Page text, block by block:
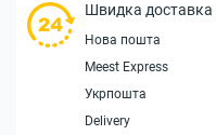
Швидка доставка
Нова пошта
Meest Express
Укрпошта
Delivery